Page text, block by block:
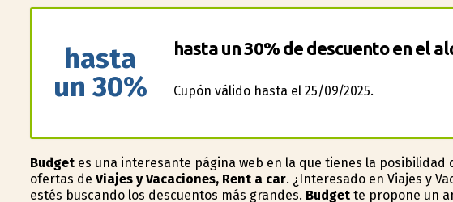
hasta
un 30%
hasta un 30% de descuento en el
Cupón válido hasta el 25/09/2025.
Budgetes una interesante página web en la que tienes la posibilidad
ofertas de Viajes y Vacaciones, Rent a car. ¿Interesado en Viajes y
estés buscando los descuentos más grandes. Budgette propone un